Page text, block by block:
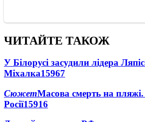
ЧИТАЙТЕ ТАКОЖ
У Білорусі засудили лідера
Міхалка15967
СюжетМасова смерть на
Росії15916